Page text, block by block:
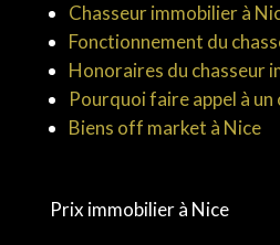
Chasseur immobilier à
Fonctionnement du
Honoraires du chasseur
Pourquoi faire appel à
Biens off market à Nice
Prix immobilier à Nice